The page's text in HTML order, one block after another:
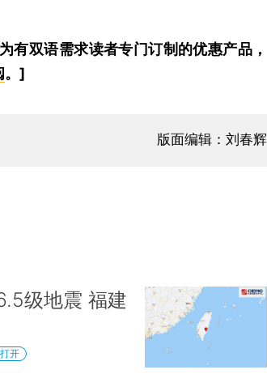
有双语需求读者专门订制的优惠产品，
。]
版面编辑：刘春辉
级地震 福建
开